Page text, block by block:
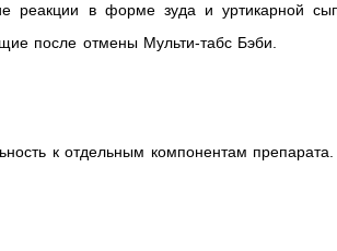
реакции в форме зуда и уртикарной
после отмены Мульти-табс Бэби.
к отдельным компонентам препарата.